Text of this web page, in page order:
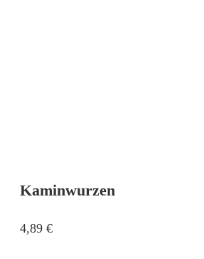
Kaminwurzen
4,89 €